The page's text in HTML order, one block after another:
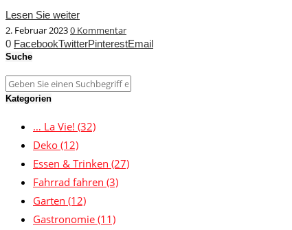
Lesen Sie weiter
2. Februar 20230 Kommentar
0 FacebookTwitterPinterestEmail
Suche
Kategorien
… La Vie! (32)
Deko (12)
Essen & Trinken (27)
Fahrrad fahren (3)
Garten (12)
Gastronomie (11)